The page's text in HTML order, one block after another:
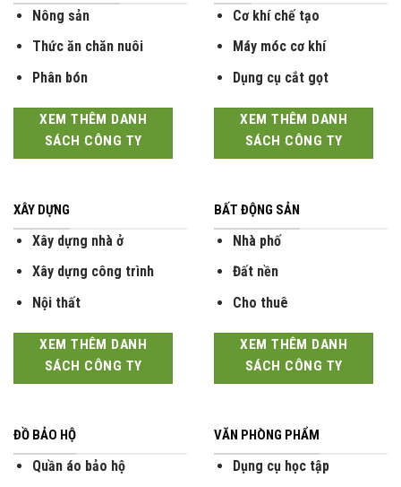
Nông sản
Thức ăn chăn nuôi
Phân bón
XEM THÊM DANH
SÁCH CÔNG TY
Cơ khí chế tạo
Máy móc cơ khí
Dụng cụ cắt gọt
XEM THÊM DANH
SÁCH CÔNG TY
XÂY DỰNG
Xây dựng nhà ở
Xây dựng công trình
Nội thất
XEM THÊM DANH
SÁCH CÔNG TY
BẤT ĐỘNG SẢN
Nhà phố
Đất nền
Cho thuê
XEM THÊM DANH
SÁCH CÔNG TY
ĐỒ BẢO HỘ
Quần áo bảo hộ
VĂN PHÒNG PHẨM
Dụng cụ học tập